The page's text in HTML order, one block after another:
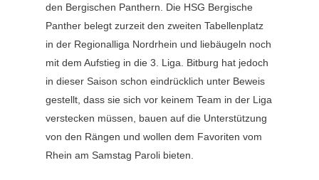
den Bergischen Panthern. Die HSG Bergische
Panther belegt zurzeit den zweiten Tabellenplatz
in der Regionalliga Nordrhein und liebäugeln noch
mit dem Aufstieg in die 3. Liga. Bitburg hat jedoch
in dieser Saison schon eindrücklich unter Beweis
gestellt, dass sie sich vor keinem Team in der Liga
verstecken müssen, bauen auf die Unterstützung
von den Rängen und wollen dem Favoriten vom
Rhein am Samstag Paroli bieten.